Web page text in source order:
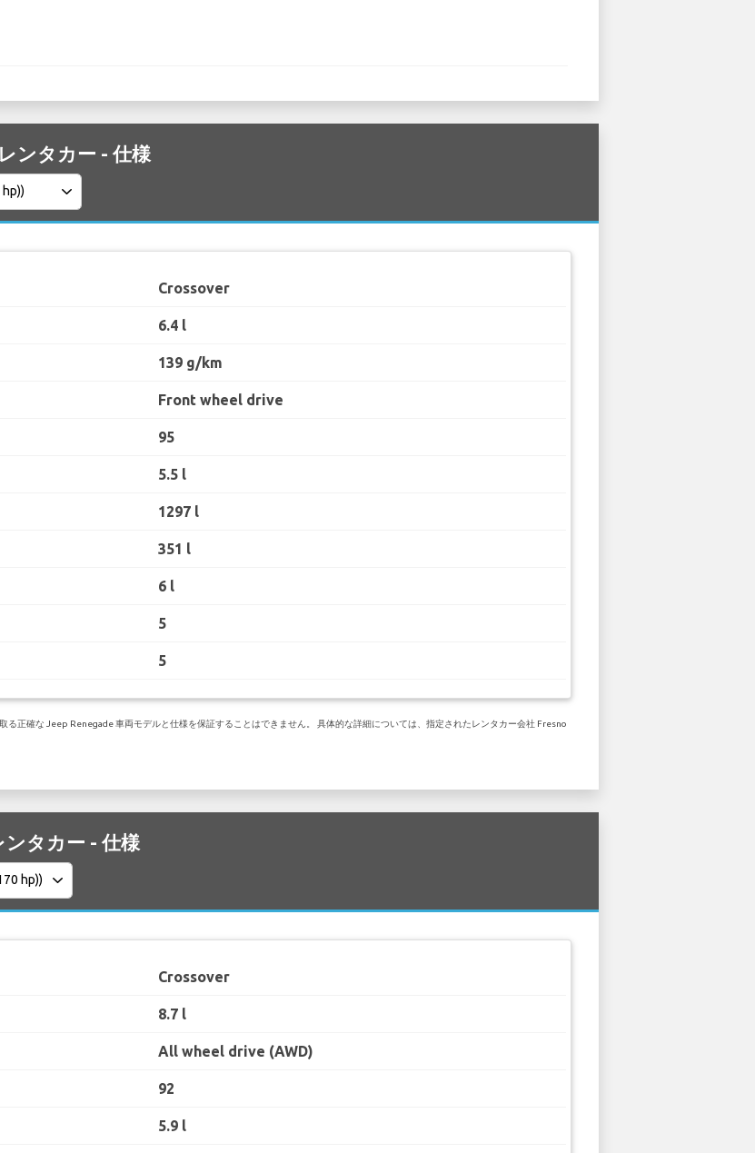
ンタカー - 仕様
Crossover
6.4 l
139 g/km
Front wheel drive
95
5.5 l
1297 l
351 l
6 l
5
5
る正確な Jeep Renegade 車両モデルと仕様を保証することはできません。 具体的な詳細については、指定されたレンタカー会社 Fresno
ンタカー - 仕様
Crossover
8.7 l
All wheel drive (AWD)
92
5.9 l